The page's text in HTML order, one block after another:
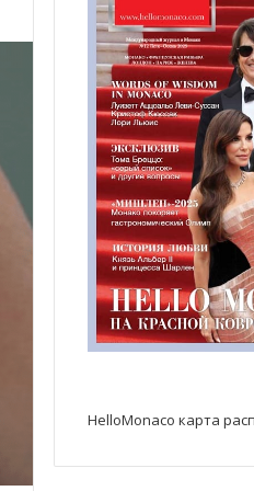
HelloMonaco карта